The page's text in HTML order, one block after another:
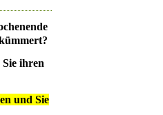
ihren
und Sie